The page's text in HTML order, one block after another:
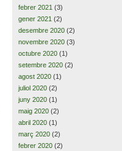
febrer 2021 (3)
gener 2021 (2)
desembre 2020 (2)
novembre 2020 (3)
octubre 2020 (1)
setembre 2020 (2)
agost 2020 (1)
juliol 2020 (2)
juny 2020 (1)
maig 2020 (2)
abril 2020 (1)
març 2020 (2)
febrer 2020 (2)